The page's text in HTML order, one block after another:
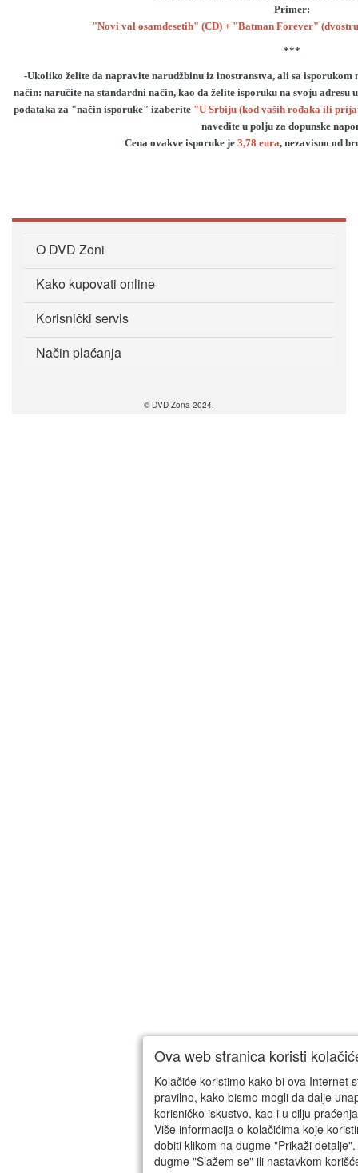
Primer:
"Novi val osamdesetih" (CD) + "Batman Forever"
***
-Ukoliko želite da napravite narudžbinu iz inostranstva, ali sa isporukom
način: naručite na standardni način, kao da želite isporuku na svoju
podataka za "način isporuke" izaberite "U Srbiju (kod vaših rođaka ili
navedite u polju za dopunske
Cena ovakve isporuke je 3,78 eura, nezavisno od
O DVD Zoni
Kako kupovati online
Korisnički servis
Način plaćanja
© DVD Zona 2024.
Ova web stranica koristi
Kolačiće koristimo kako bi ova Internet
pravilno, kako bismo mogli da dalje
korisničko iskustvo, kao i u cilju
Više informacija o kolačićima koje
dobiti klikom na dugme "Prikaži
dugme "Slažem se" ili nastavkom